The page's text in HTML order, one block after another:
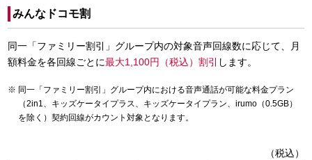
みんなドコモ割
同一「ファミリー割引」グループ内の対象音声回線数に応じて、月
額料金を各回線ごとに最大1,100円（税込）割引 します。
同一「ファミリー割引」グループ内における音声通話が可能な料金プラン
（2in1、キッズケータイプラス、キッズケータイプラン、irumo（0.5GB）
を除く）契約回線がカウント対象となります。
（税込）